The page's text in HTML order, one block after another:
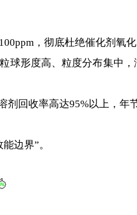
，彻底杜绝催化剂氧化
形度高、粒度分布集中，
收率高达95%以上，年
边界”。